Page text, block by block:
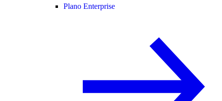
Plano Enterprise